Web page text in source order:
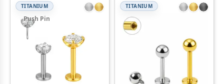
TITANIUM
Push Pin
TITANIUM